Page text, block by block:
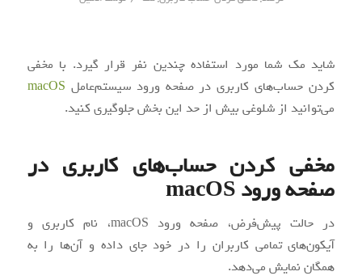
شاید مک شما مورد استفاده چندین نفر قرار گیرد. با مخفی
کردن حساب‌های کاربری در صفحه ورود سیستم‌عامل macOS
می‌توانید از شلوغی بیش از حد این بخش جلوگیری کنید.
مخفی کردن حساب‌های کاربری در
صفحه ورود macOS
در حالت پیش‌فرض، صفحه ورود macOS، نام کاربری و
آیکون‌های تمامی کاربران را در خود جای داده و آن‌ها را به
همگان نمایش می‌دهد.